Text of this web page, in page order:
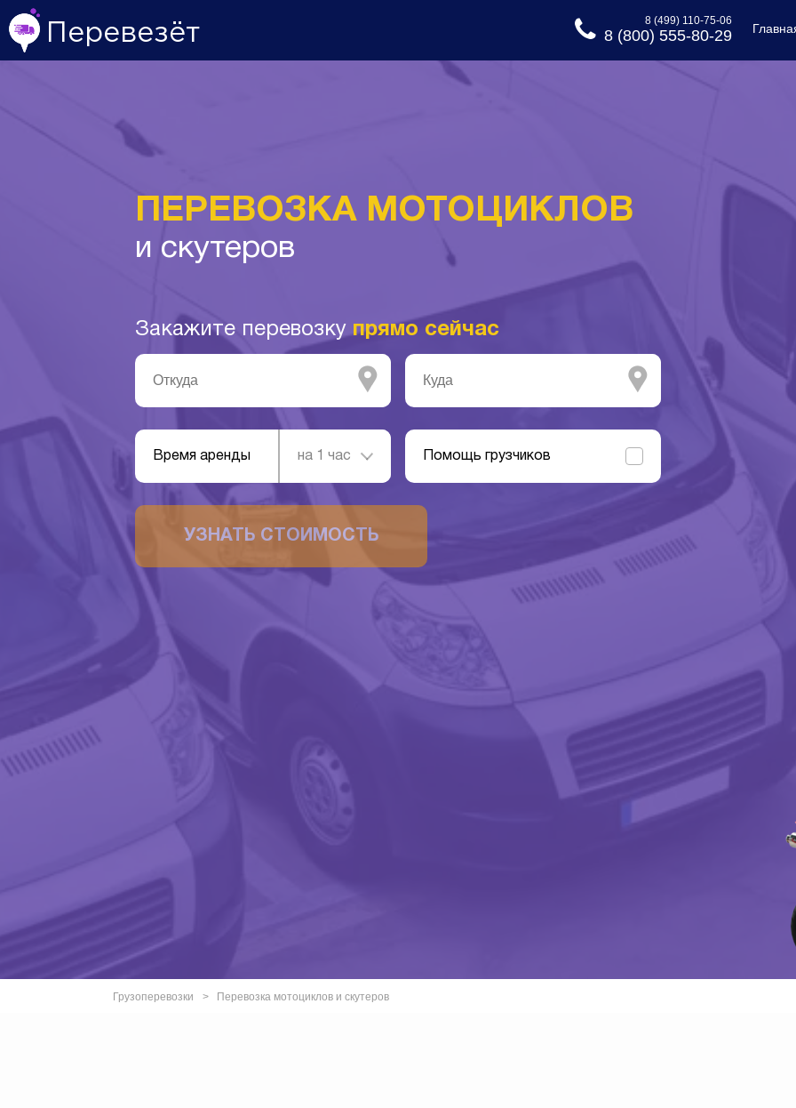
Перевезёт
8 (499) 110-75-06
8 (800) 555-80-29
ПЕРЕВОЗКА МОТОЦИКЛОВ
и скутеров
Закажите перевозку прямо сейчас
Время аренды на 1 час Помощь грузчиков
УЗНАТЬ СТОИМОСТЬ
Грузоперевозки Перевозка мотоциклов и скутеров